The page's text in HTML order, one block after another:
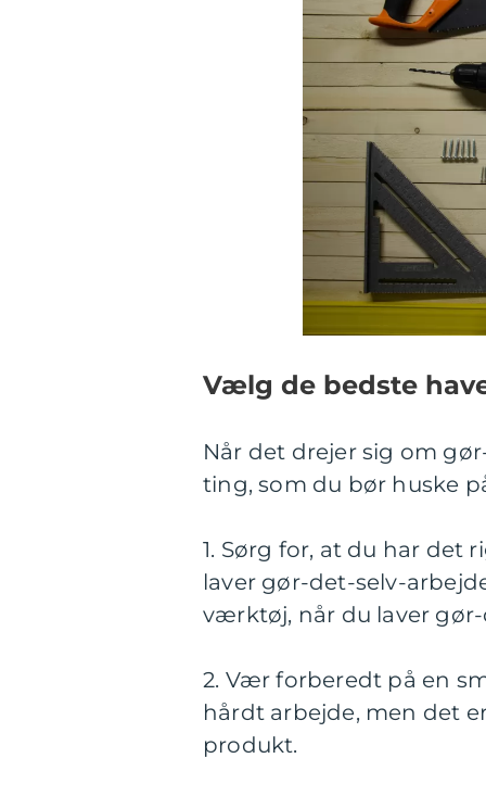
Vælg de bedste
Når det drejer sig om
ting, som du bør huske
1. Sørg for, at du har
laver gør-det-selv-
værktøj, når du laver
2. Vær forberedt på en
hårdt arbejde, men det
produkt.